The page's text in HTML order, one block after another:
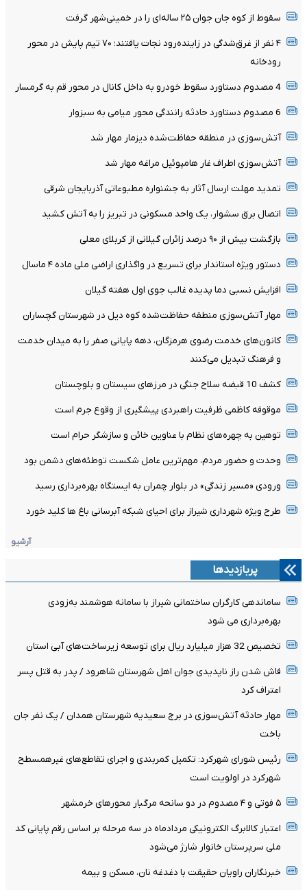
سقوط از کوه جان جوان ۲۵ ساله‌ای را در خمینی‌شهر گرفت
۴ نفر از غرق‌شدگی در زاینده‌رود نجات یافتند؛ ۷۰ تیم پایش در محور
رودخانه
4 مصدوم دستاورد سقوط خودرو به داخل کانال در محور قم به گرمسار
6 مصدوم دستاورد حادثه رانندگی محور میامی به سبزوار
آتش‌سوزی در منطقه حفاظت‌شده دیزمار مهار شد
آتش‌سوزی اطراف غار هامپوئیل مراغه مهار شد
تمدید مهلت ارسال آثار به جشنواره مطبوعاتی آذربایجان شرقی
اتصال برق سشوار، یک واحد مسکونی در تبریز را به آتش کشید
بازگشت بیش از ۹۰ درصد زائران گیلانی از کربلای معلی
دستور ویژه استاندار برای تسریع در واگذاری اراضی ملی ماده ۴ ماسال
افزایش نسبی دما پدیده غالب جوی اول هفته گیلان
مهار آتش‌سوزی منطقه حفاظت‌شده کوه دیل در شهرستان گچساران
کانون‌های خدمت رضوی هرمزگان، دهه پایانی صفر را به میدان خدمت
و فرهنگ تبدیل می‌کنند
کشف 10 قبضه سلاح جنگی در مرزهای سیستان و بلوچستان
موقوفه کاظمی ظرفیت راهبردی پیشگیری از وقوع جرم است
توهین به چهره‌های نظام با عناوین خائن و سازشگر حرام است
وحدت و حضور مردم، مهم‌ترین عامل شکست توطئه‌های دشمن بود
ورودی «مسیر زندگی» در بلوار چمران به ایستگاه بهره‌برداری رسید
طرح ویژه شهرداری شیراز برای احیای شبکه آبرسانی باغ ها کلید خورد
آرشیو
پربازدیدها
ساماندهی کارگران ساختمانی شیراز با سامانه هوشمند به‌زودی
بهره‌برداری می شود
تخصیص 32 هزار میلیارد ریال برای توسعه زیرساخت‌های آبی استان
فاش شدن راز ناپدیدی جوان اهل شهرستان شاهرود / پدر به قتل پسر
اعتراف کرد
مهار حادثه آتش‌سوزی در برج سعیدیه شهرستان همدان / یک نفر جان
باخت
رئیس شورای شهرکرد: تکمیل کمربندی و اجرای تقاطع‌های غیرهمسطح
شهرکرد در اولویت است
۵ فوتی و ۴ مصدوم در دو سانحه مرگبار محورهای خرمشهر
اعتبار کالابرگ الکترونیکی مردادماه در سه مرحله بر اساس رقم پایانی کد
ملی سرپرستان خانوار شارژ می‌شود
خبرنگاران راویان حقیقت با دغدغه نان، مسکن و بیمه